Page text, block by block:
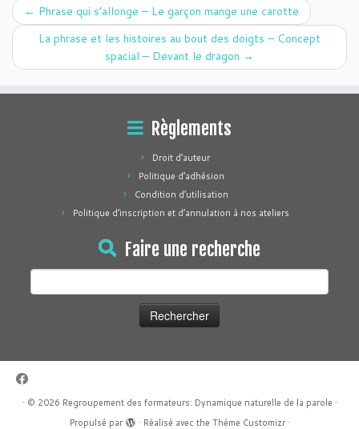
← Phrase qui s’allonge – Le garçon mange une carotte
La phrase et les histoires au bout des doigts – Concept
spacial – Devant le dragon →
Règlements
Droit d’auteur
Politique d’adhésion
Condition d’utilisation
Politique d’inscription et d’annulation à nos ateliers
Faire une recherche
· © 2026 Regroupement des formateurs: Dynamique naturelle de la parole ·
Propulsé par
· Réalisé avec the Thème Customizr·